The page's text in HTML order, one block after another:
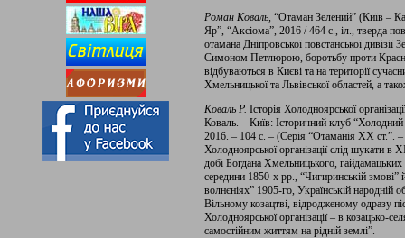
Роман Коваль, “Отаман Зелений” (Київ –
Яр”, “Аксіома”, 2016 / 464 с., іл., тверда
отамана Дніпровської повстанської
Симоном Петлюрою, боротьбу проти
відбуваються в Києві та на території
Хмельницької та Львівської областей, а
Коваль Р. Історія Холодноярської
Коваль. – Київ: Історичний клуб
2016. – 104 с. – (Серія “Отаманія ХХ ст.”.
Холодноярської організації слід шукати
добі Богдана Хмельницького,
середини 1850-х рр., “Чигиринській змові”
волнєніях” 1905-го, Українській народній
Вільному козацтві, відродженому одразу
Холодноярської організації – в козацько-
самостійним життям на рідній землі”.